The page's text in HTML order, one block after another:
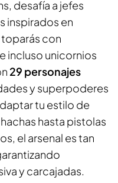
desafía a jefes
inspirados en
con
incluso unicornios
29 personajes
y superpoderes
tu estilo de
hasta pistolas
el arsenal es tan
y carcajadas.